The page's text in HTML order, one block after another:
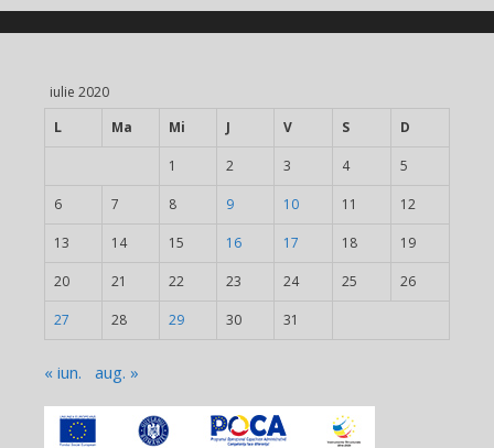
iulie 2020
L
Ma Mi J V S D
1 2 3 4 5
6 7 8 9 10 11 12
13 14 15 16 17 18 19
20 21 22 23 24 25 26
27 28 29 30 31
« iun. aug. »